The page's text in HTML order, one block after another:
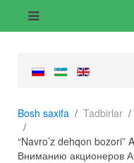
Bosh saxifa Tadbirlar
“Navro’z dehqon bozori”
Вниманию акционеров